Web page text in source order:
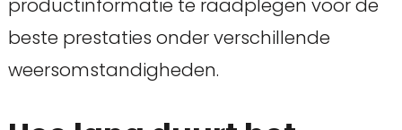
productinformatie te raadplegen voor de
beste prestaties onder verschillende
weersomstandigheden.